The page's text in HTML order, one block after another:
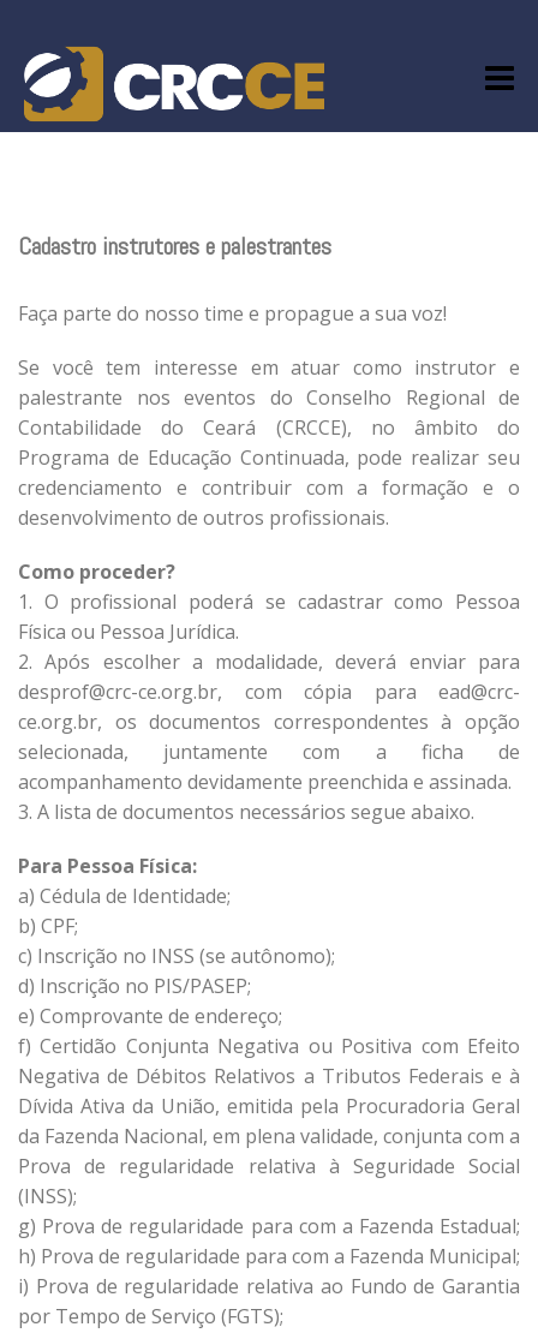
content
Cadastro instrutores e palestrantes
Faça parte do nosso time e propague a sua voz!
Se você tem interesse em atuar como instrutor e
palestrante nos eventos do Conselho Regional de
Contabilidade do Ceará (CRCCE), no âmbito do
Programa de Educação Continuada, pode realizar seu
credenciamento e contribuir com a formação e o
desenvolvimento de outros profissionais.
Como proceder?
1. O profissional poderá se cadastrar como Pessoa
Física ou Pessoa Jurídica.
2. Após escolher a modalidade, deverá enviar para
desprof@crc-ce.org.br, com cópia para ead@crc-
ce.org.br, os documentos correspondentes à opção
selecionada, juntamente com a ficha de
acompanhamento devidamente preenchida e assinada.
3. A lista de documentos necessários segue abaixo.
Para Pessoa Física:
a) Cédula de Identidade;
b) CPF;
c) Inscrição no INSS (se autônomo);
d) Inscrição no PIS/PASEP;
e) Comprovante de endereço;
f) Certidão Conjunta Negativa ou Positiva com Efeito
Negativa de Débitos Relativos a Tributos Federais e à
Dívida Ativa da União, emitida pela Procuradoria Geral
da Fazenda Nacional, em plena validade, conjunta com a
Prova de regularidade relativa à Seguridade Social
(INSS);
g) Prova de regularidade para com a Fazenda Estadual;
h) Prova de regularidade para com a Fazenda Municipal;
i) Prova de regularidade relativa ao Fundo de Garantia
por Tempo de Serviço (FGTS);